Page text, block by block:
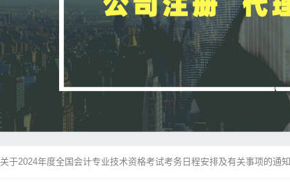
关于2024年度全国会计专业技术资格考试考务日程安排及有关事项的通知